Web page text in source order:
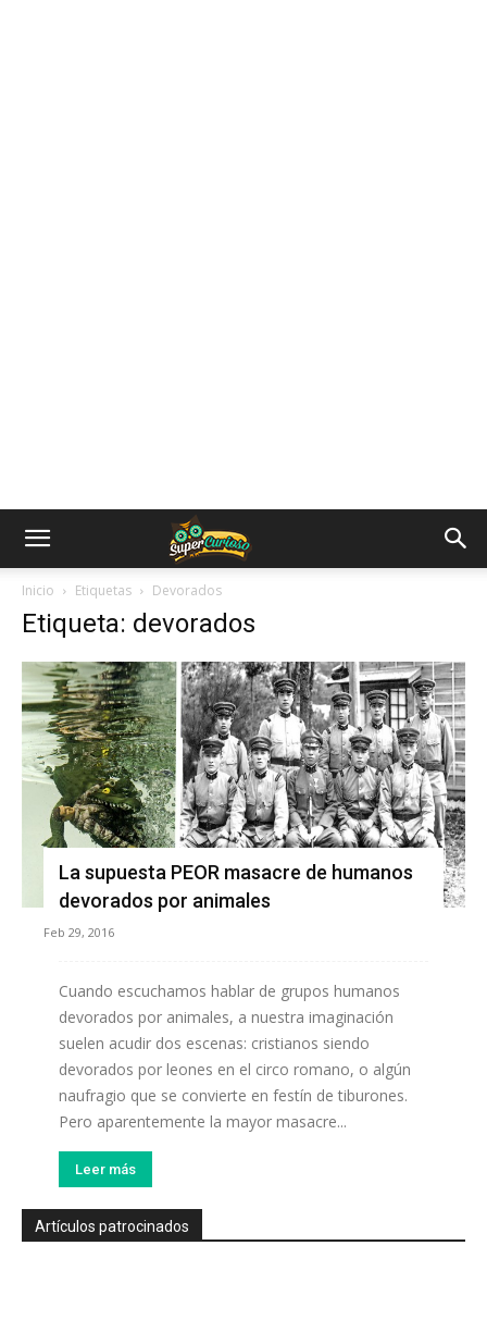
Inicio Etiquetas Devorados
Etiqueta: devorados
La supuesta PEOR masacre de humanos
devorados por animales
Feb 29, 2016
Cuando escuchamos hablar de grupos humanos
devorados por animales, a nuestra imaginación
suelen acudir dos escenas: cristianos siendo
devorados por leones en el circo romano, o algún
naufragio que se convierte en festín de tiburones.
Pero aparentemente la mayor masacre...
Leer más
Artículos patrocinados